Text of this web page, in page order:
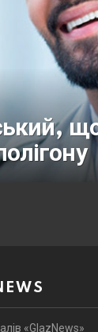
«GlazNews»